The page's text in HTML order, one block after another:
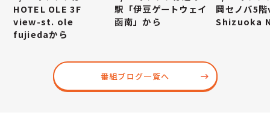
HOTEL OLE 3F
view-st. ole
fujiedaから
駅「伊豆ゲートウェイ
函南」から
岡セノバ5
Shizuoka
番組ブログ一覧へ